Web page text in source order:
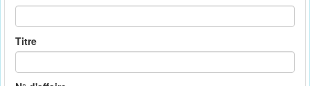
Titre